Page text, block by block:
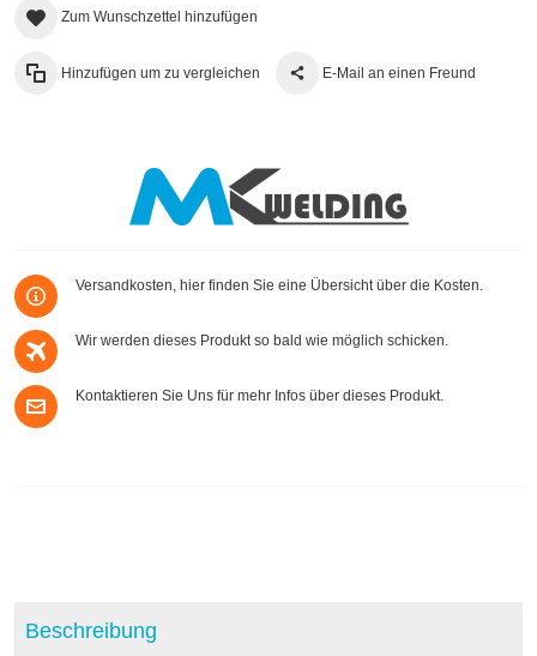
Zum Wunschzettel hinzufügen
Hinzufügen um zu vergleichen E-Mail an einen Freund
Versandkosten, hier finden Sie eine Übersicht über die Kosten.
Wir werden dieses Produkt so bald wie möglich schicken.
Kontaktieren Sie Uns für mehr Infos über dieses Produkt.
Beschreibung